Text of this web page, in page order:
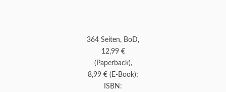
364 Seiten, BoD,
12,99 €
(Paperback),
8,99 € (E-Book);
ISBN: